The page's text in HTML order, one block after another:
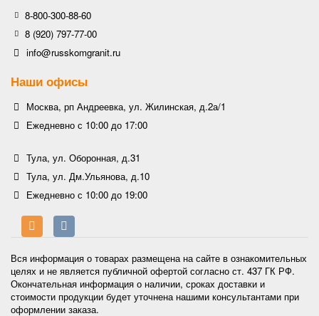
8-800-300-88-60
8 (920) 797-77-00
info@russkomgranit.ru
Наши офисы
Москва, рп Андреевка, ул. Жилинская, д.2а/1
Ежедневно с 10:00 до 17:00
Тула, ул. Оборонная, д.31
Тула, ул. Дм.Ульянова, д.10
Ежедневно с 10:00 до 19:00
Вся информация о товарах размещена на сайте в ознакомительных
целях и не является публичной офертой согласно ст. 437 ГК РФ.
Окончательная информация о наличии, сроках доставки и
стоимости продукции будет уточнена нашими консультантами при
оформлении заказа.